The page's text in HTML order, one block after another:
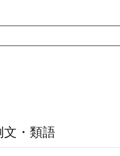
文・類語